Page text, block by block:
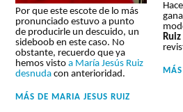
Por que este escote de lo más
pronunciado estuvo a punto
de producirle un descuido, un
sideboob en este caso. No
obstante, recuerdo que ya
hemos vistoa María Jesús Ruiz
desnuda con anterioridad.
MÁS DE MARIA JESUS RUIZ
Ruiz